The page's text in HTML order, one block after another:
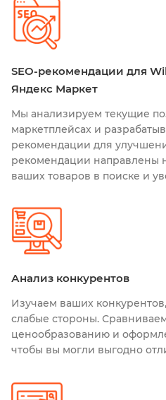
SEO-рекомендации для
Яндекс Маркет
Мы анализируем текущие
маркетплейсах и
рекомендации для
рекомендации направлены
ваших товаров в поиске и
Анализ конкурентов
Изучаем ваших
слабые стороны.
ценообразованию и
чтобы вы могли выгодно